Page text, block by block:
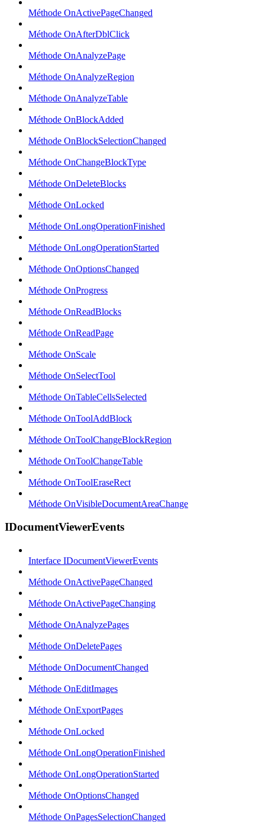
Méthode OnActivePageChanged
Méthode OnAfterDblClick
Méthode OnAnalyzePage
Méthode OnAnalyzeRegion
Méthode OnAnalyzeTable
Méthode OnBlockAdded
Méthode OnBlockSelectionChanged
Méthode OnChangeBlockType
Méthode OnDeleteBlocks
Méthode OnLocked
Méthode OnLongOperationFinished
Méthode OnLongOperationStarted
Méthode OnOptionsChanged
Méthode OnProgress
Méthode OnReadBlocks
Méthode OnReadPage
Méthode OnScale
Méthode OnSelectTool
Méthode OnTableCellsSelected
Méthode OnToolAddBlock
Méthode OnToolChangeBlockRegion
Méthode OnToolChangeTable
Méthode OnToolEraseRect
Méthode OnVisibleDocumentAreaChange
IDocumentViewerEvents
Interface IDocumentViewerEvents
Méthode OnActivePageChanged
Méthode OnActivePageChanging
Méthode OnAnalyzePages
Méthode OnDeletePages
Méthode OnDocumentChanged
Méthode OnEditImages
Méthode OnExportPages
Méthode OnLocked
Méthode OnLongOperationFinished
Méthode OnLongOperationStarted
Méthode OnOptionsChanged
Méthode OnPagesSelectionChanged